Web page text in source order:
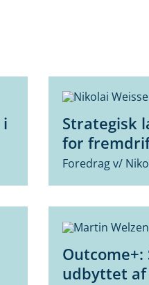
i
Strategisk
for
Foredrag v/
udbyttet